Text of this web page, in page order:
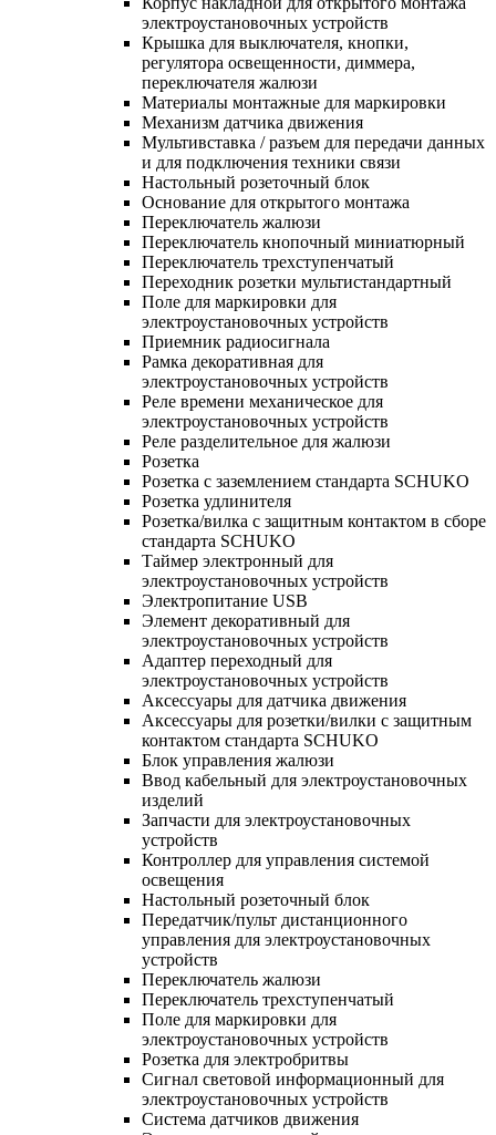
электроустановочных устройств
Крышка для выключателя, кнопки,
регулятора освещенности, диммера,
переключателя жалюзи
Материалы монтажные для маркировки
Механизм датчика движения
Мультивставка / разъем для передачи данных
и для подключения техники связи
Настольный розеточный блок
Основание для открытого монтажа
Переключатель жалюзи
Переключатель кнопочный миниатюрный
Переключатель трехступенчатый
Переходник розетки мультистандартный
Поле для маркировки для
электроустановочных устройств
Приемник радиосигнала
Рамка декоративная для
электроустановочных устройств
Реле времени механическое для
электроустановочных устройств
Реле разделительное для жалюзи
Розетка
Розетка с заземлением стандарта SCHUKO
Розетка удлинителя
Розетка/вилка с защитным контактом в сборе
стандарта SCHUKO
Таймер электронный для
электроустановочных устройств
Электропитание USB
Элемент декоративный для
электроустановочных устройств
Адаптер переходный для
электроустановочных устройств
Аксессуары для датчика движения
Аксессуары для розетки/вилки с защитным
контактом стандарта SCHUKO
Блок управления жалюзи
Ввод кабельный для электроустановочных
изделий
Запчасти для электроустановочных
устройств
Контроллер для управления системой
освещения
Настольный розеточный блок
Передатчик/пульт дистанционного
управления для электроустановочных
устройств
Переключатель жалюзи
Переключатель трехступенчатый
Поле для маркировки для
электроустановочных устройств
Розетка для электробритвы
Сигнал световой информационный для
электроустановочных устройств
Система датчиков движения